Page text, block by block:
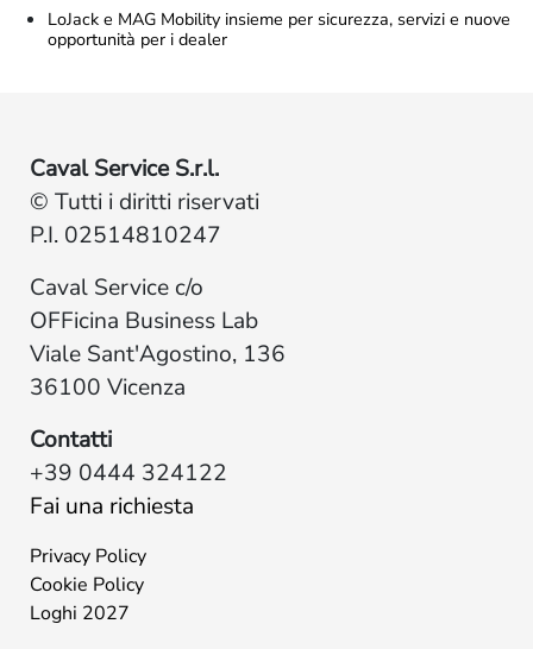
LoJack e MAG Mobility insieme per sicurezza, servizi e nuove
opportunità per i dealer
Caval Service S.r.l.
© Tutti i diritti riservati
P.I. 02514810247
Caval Service c/o
OFFicina Business Lab
Viale Sant'Agostino, 136
36100 Vicenza
Contatti
+39 0444 324122
Fai una richiesta
Privacy Policy
Cookie Policy
Loghi 2027